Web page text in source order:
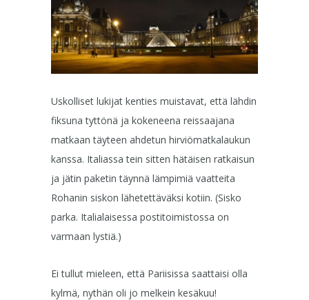
Uskolliset lukijat kenties muistavat, että lähdin
fiksuna tyttönä ja kokeneena reissaajana
matkaan täyteen ahdetun hirviömatkalaukun
kanssa. Italiassa tein sitten hätäisen ratkaisun
ja jätin paketin täynnä lämpimiä vaatteita
Rohanin siskon lähetettäväksi kotiin. (Sisko
parka. Italialaisessa postitoimistossa on
varmaan lystiä.)
Ei tullut mieleen, että Pariisissa saattaisi olla
kylmä, nythän oli jo melkein kesäkuu!